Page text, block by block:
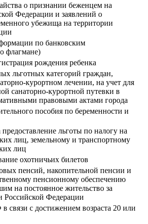
о признании беженцем на
Федерации и заявлений о
убежища на территории
по банковским
флагмане)
рождения ребенка
льготных категорий граждан,
курортном лечении, на учет для
санаторно-курортной путевки в
правовыми актами города
пособия по беременности и
льготы по налогу на
лиц, земельному и транспортному
лиц
охотничьих билетов
пенсий, накопительной пенсии и
пенсионному обеспечению
на постоянное жительство за
Российской Федерации
связи с достижением возраста 20 или